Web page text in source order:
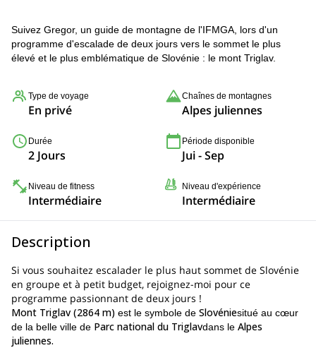
Suivez Gregor, un guide de montagne de l'IFMGA, lors d'un
programme d'escalade de deux jours vers le sommet le plus
élevé et le plus emblématique de Slovénie : le mont Triglav.
Type de voyage
En privé
Chaînes de montagnes
Alpes juliennes
Durée
2 Jours
Période disponible
Jui - Sep
Niveau de fitness
Intermédiaire
Niveau d'expérience
Intermédiaire
Description
Si vous souhaitez escalader le plus haut sommet de Slovénie
en groupe et à petit budget, rejoignez-moi pour ce
programme passionnant de deux jours !
Mont Triglav (2864 m) est le symbole de Slovéniesitué au cœur
de la belle ville de Parc national du Triglavdans le Alpes
juliennes.